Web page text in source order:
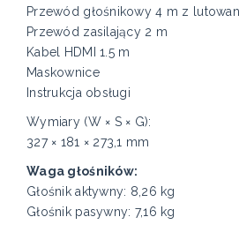
Przewód głośnikowy 4 m z
Przewód zasilający 2 m
Kabel HDMI 1.5 m
Maskownice
Instrukcja obsługi
Wymiary (W × S × G):
327 × 181 × 273,1 mm
Waga głośników:
Głośnik aktywny: 8,26 kg
Głośnik pasywny: 7,16 kg